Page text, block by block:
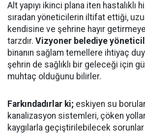
Alt yapıyı ikinci plana iten hastalıklı
sıradan yöneticilerin iltifat ettiği,
kendisine ve şehrine hayır
tarzdır. Vizyoner belediye
binanın sağlam temellere ihtiyaç
şehrin de sağlıklı bir geleceği için
muhtaç olduğunu bilirler.
Farkındadırlar ki; eskiyen su
kanalizasyon sistemleri, çöken
kaygılarla geçiştirilebilecek